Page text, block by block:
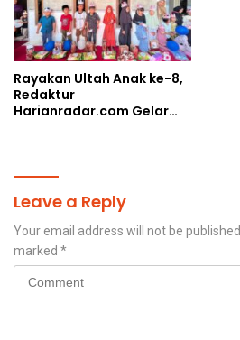
Rayakan Ultah Anak ke-8,
Redaktur
Harianradar.com Gelar
Leave a Reply
Your email address will not be published.
marked *